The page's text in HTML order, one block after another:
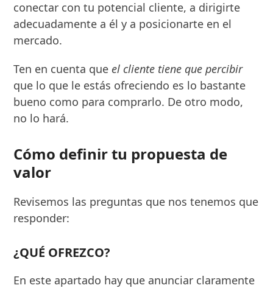
conectar con tu potencial cliente, a dirigirte
adecuadamente a él y a posicionarte en el
mercado.
Ten en cuenta que el cliente tiene que percibir
que lo que le estás ofreciendo es lo bastante
bueno como para comprarlo. De otro modo,
no lo hará.
Cómo definir tu propuesta de
valor
Revisemos las preguntas que nos tenemos que
responder:
¿QUÉ OFREZCO?
En este apartado hay que anunciar claramente